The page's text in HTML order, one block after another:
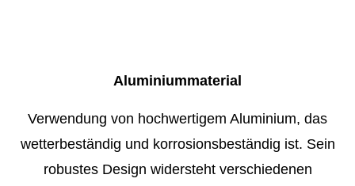
Aluminiummaterial
Verwendung von hochwertigem Aluminium, das
wetterbeständig und korrosionsbeständig ist. Sein
robustes Design widersteht verschiedenen